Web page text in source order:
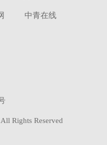
中青在线
Rights Reserved